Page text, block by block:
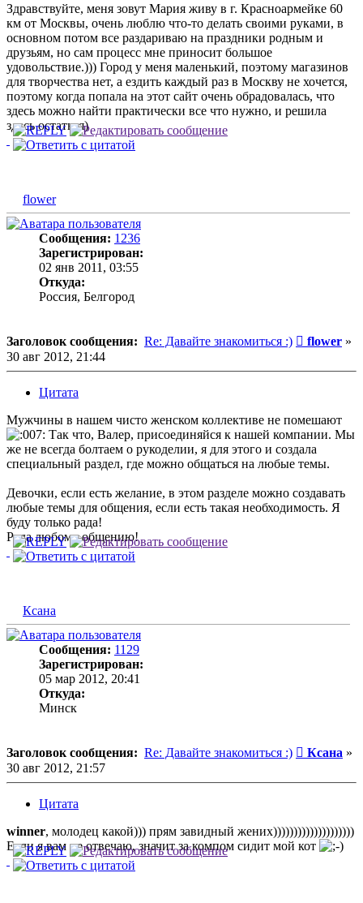
Здравствуйте, меня зовут Мария живу в г. Красноармейке 60
км от Москвы, очень люблю что-то делать своими руками, в
основном потом все раздариваю на праздники родным и
друзьям, но сам процесс мне приносит большое
удовольствие.))) Город у меня маленький, поэтому магазинов
для творчества нет, а ездить каждый раз в Москву не хочется,
поэтому когда попала на этот сайт очень обрадовалась, что
здесь можно найти практически все что нужно, и решила
здесь остаться)
flower
Сообщения: 1236
Зарегистрирован:
02 янв 2011, 03:55
Откуда:
Россия, Белгород
Заголовок сообщения: Re: Давайте знакомиться :) flower »
30 авг 2012, 21:44
Цитата
Мужчины в нашем чисто женском коллективе не помешают
Так что, Валер, присоединяйся к нашей компании. Мы
же не всегда болтаем о рукоделии, я для этого и создала
специальный раздел, где можно общаться на любые темы.
Девочки, если есть желание, в этом разделе можно создавать
любые темы для общения, если есть такая необходимость. Я
буду только рада!
Рада любому общению!
Ксана
Сообщения: 1129
Зарегистрирован:
05 мар 2012, 20:41
Откуда:
Минск
Заголовок сообщения: Re: Давайте знакомиться :) Ксана »
30 авг 2012, 21:57
Цитата
winner, молодец какой))) прям завидный жених))))))))))))))))))))
Если я вам не отвечаю, значит за компом сидит мой кот